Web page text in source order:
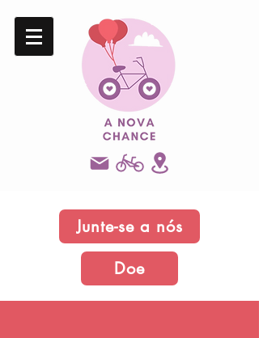
Junte-se a nós
Doe